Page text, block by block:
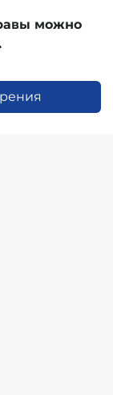
можно